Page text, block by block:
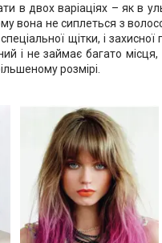
в двох варіаціях – як в
вона не сиплеться з
щітки, і
не займає багато місця,
розмірі.